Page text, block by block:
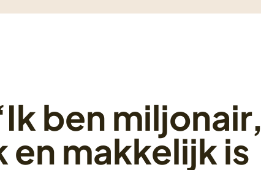
ben miljonair,
en makkelijk is